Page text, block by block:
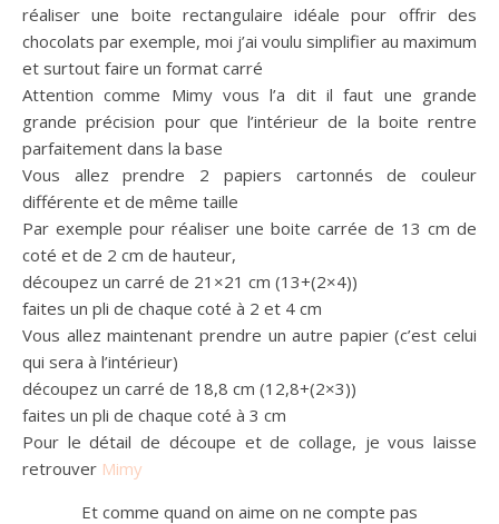
réaliser une boite rectangulaire idéale pour offrir des
chocolats par exemple, moi j’ai voulu simplifier au maximum
et surtout faire un format carré
Attention comme Mimy vous l’a dit il faut une grande
grande précision pour que l’intérieur de la boite rentre
parfaitement dans la base
Vous allez prendre 2 papiers cartonnés de couleur
différente et de même taille
Par exemple pour réaliser une boite carrée de 13 cm de
coté et de 2 cm de hauteur,
découpez un carré de 21×21 cm (13+(2×4))
faites un pli de chaque coté à 2 et 4 cm
Vous allez maintenant prendre un autre papier (c’est celui
qui sera à l’intérieur)
découpez un carré de 18,8 cm (12,8+(2×3))
faites un pli de chaque coté à 3 cm
Pour le détail de découpe et de collage, je vous laisse
retrouver Mimy
Et comme quand on aime on ne compte pas